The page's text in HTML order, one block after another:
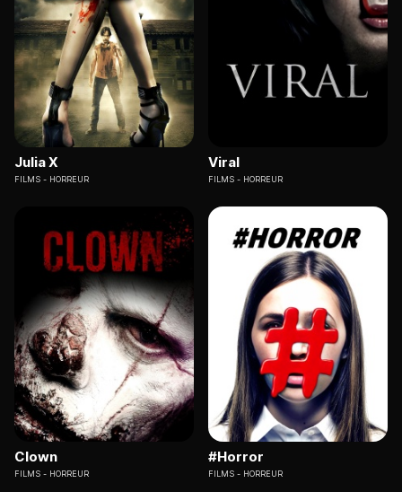
Julia X
FILMS HORREUR
Viral
FILMS HORREUR
Clown
FILMS HORREUR
#Horror
FILMS HORREUR